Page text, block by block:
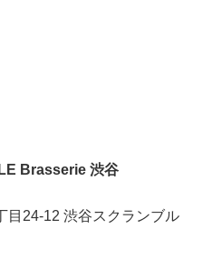
Brasserie 渋谷
24-12 渋谷スクランブル